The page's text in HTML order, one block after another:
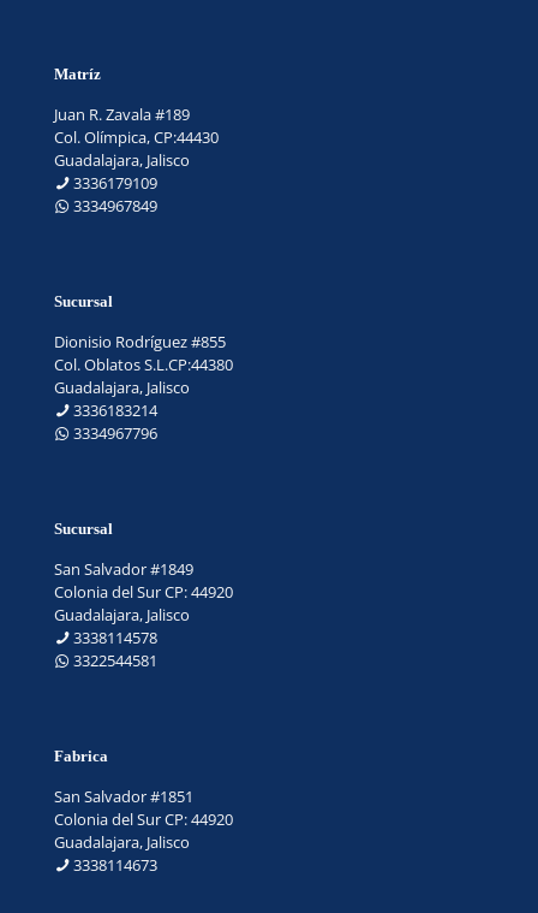
Matríz
Juan R. Zavala #189
Col. Olímpica, CP:44430
Guadalajara, Jalisco
3336179109
3334967849
Sucursal
Dionisio Rodríguez #855
Col. Oblatos S.L.CP:44380
Guadalajara, Jalisco
3336183214
3334967796
Sucursal
San Salvador #1849
Colonia del Sur CP: 44920
Guadalajara, Jalisco
3338114578
3322544581
Fabrica
San Salvador #1851
Colonia del Sur CP: 44920
Guadalajara, Jalisco
3338114673